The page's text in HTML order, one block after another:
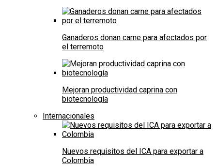
Ganaderos donan carne para afectados por
el terremoto
Mejoran productividad caprina con
biotecnología
Internacionales
Nuevos requisitos del ICA para exportar a
Colombia